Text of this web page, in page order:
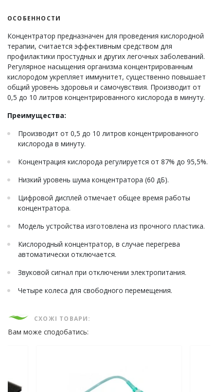
ОСОБЕННОСТИ
Концентратор предназначен для проведения кислородной
терапии, считается эффективным средством для
профилактики простудных и других легочных заболеваний.
Регулярное насыщения организма концентрированным
кислородом укрепляет иммунитет, существенно повышает
общий уровень здоровья и самочувствия. Производит от
0,5 до 10 литров концентрированного кислорода в минуту.
Преимущества:
Производит от 0,5 до 10 литров концентрированного
кислорода в минуту.
Концентрация кислорода регулируется от 87% до 95,5%.
Низкий уровень шума концентратора (60 дБ).
Цифровой дисплей отмечает общее время работы
концентратора.
Модель устройства изготовлена ​​из прочного пластика.
Кислородный концентратор, в случае перегрева
автоматически отключается.
Звуковой сигнал при отключении электропитания.
Четыре колеса для свободного перемещения.
СХОЖІ ТОВАРИ:
Вам може сподобатись: